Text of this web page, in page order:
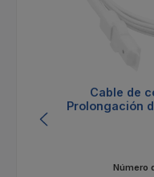
Cable de
Prolongación
Número